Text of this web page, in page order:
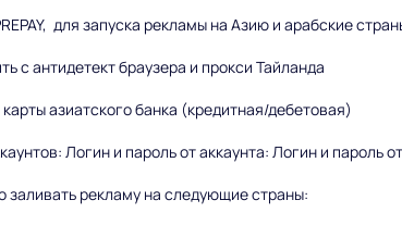
для запуска рекламы на Азию и арабские
с антидетект браузера и прокси Тайланда
карты азиатского банка (кредитная/дебетовая)
Логин и пароль от аккаунта: Логин и пароль
заливать рекламу на следующие страны: